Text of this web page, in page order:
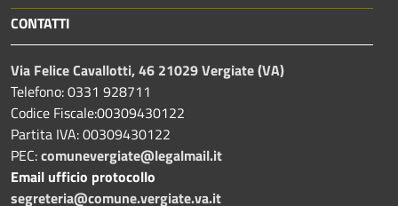
CONTATTI
Via Felice Cavallotti, 46 21029 Vergiate (VA)
Telefono: 0331 928711
Codice Fiscale:00309430122
Partita IVA: 00309430122
PEC:comunevergiate@legalmail.it
Email ufficio protocollo
segreteria@comune.vergiate.va.it